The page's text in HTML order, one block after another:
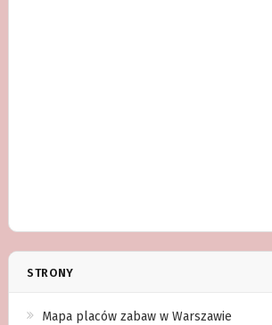
STRONY
Mapa placów zabaw w Warszawie